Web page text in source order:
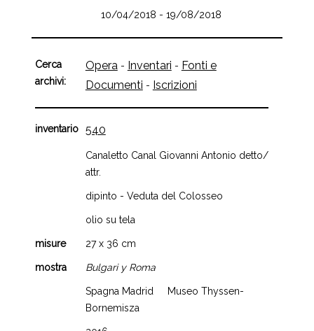
10/04/2018 - 19/08/2018
Cerca
archivi:
Opera - Inventari - Fonti e
Documenti - Iscrizioni
inventario 540
Canaletto Canal Giovanni Antonio detto/
attr.
dipinto - Veduta del Colosseo
olio su tela
misure 27 x 36 cm
mostra Bulgari y Roma
Spagna Madrid Museo Thyssen-
Bornemisza